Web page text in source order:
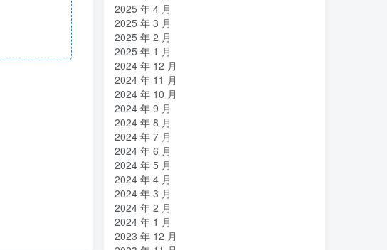
2025 年 4 月
2025 年 3 月
2025 年 2 月
2025 年 1 月
2024 年 12 月
2024 年 11 月
2024 年 10 月
2024 年 9 月
2024 年 8 月
2024 年 7 月
2024 年 6 月
2024 年 5 月
2024 年 4 月
2024 年 3 月
2024 年 2 月
2024 年 1 月
2023 年 12 月